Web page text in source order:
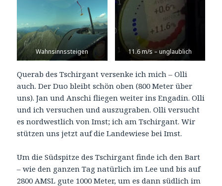
Wahnsinnssteigen 11.6 m/s – unglaublich
Querab des Tschirgant versenke ich mich – Olli
auch. Der Duo bleibt schön oben (800 Meter über
uns). Jan und Anschi fliegen weiter ins Engadin. Olli
und ich versuchen und auszugraben. Olli versucht
es nordwestlich von Imst; ich am Tschirgant. Wir
stützen uns jetzt auf die Landewiese bei Imst.
Um die Südspitze des Tschirgant finde ich den Bart
– wie den ganzen Tag natürlich im Lee und bis auf
2800 AMSL gute 1000 Meter, um es dann südlich im